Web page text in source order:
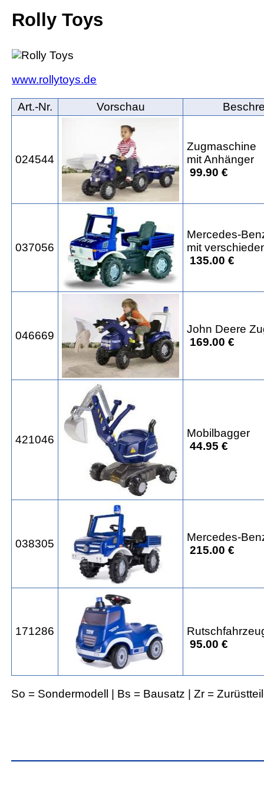
Rolly Toys
www.rollytoys.de
Art.‑Nr. Vorschau
024544
Zugmaschine
mit Anhänger
99.90 €
037056
Mercedes-
mit
135.00 €
046669
John Deere
169.00 €
421046
Mobilbagger
44.95 €
038305
Mercedes-
215.00 €
171286
95.00 €
So = Sondermodell | Bs = Bausatz | Zr =